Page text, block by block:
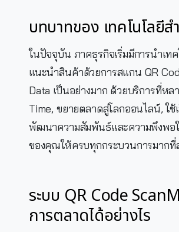
บทบาทของ เทคโนโลยี
ในปัจจุบัน ภาคธุรกิจเริ่มมีการนำเท
แนะนำสินค้าด้วยการสแกน QR
Data เป็นอย่างมาก ด้วยบริการที่ห
Time, ขยายตลาดสู่โลกออนไลน์, ใ
พัฒนาความสัมพันธ์และความพึงพอ
ของคุณให้ครบทุกกระบวนการมากที่
ระบบ QR Code
การตลาดได้อย่างไร